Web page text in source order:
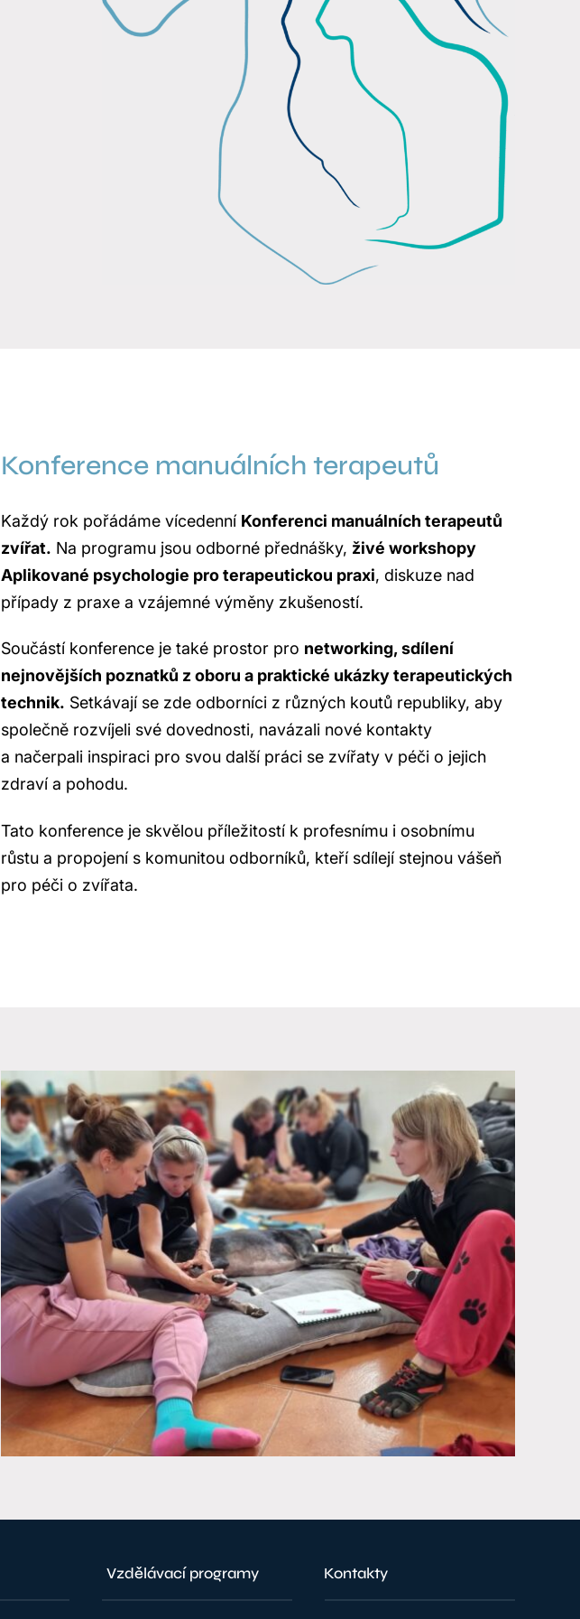
Konference manuálních terapeutů
Každý rok pořádáme vícedenní Konferenci manuálních terapeutů
zvířat. Na programu jsou odborné přednášky, živé workshopy
Aplikované psychologie pro terapeutickou praxi, diskuze nad
případy z praxe a vzájemné výměny zkušeností.
Součástí konference je také prostor pro networking, sdílení
nejnovějších poznatků z oboru a praktické ukázky terapeutických
technik. Setkávají se zde odborníci z různých koutů republiky, aby
společně rozvíjeli své dovednosti, navázali nové kontakty
a načerpali inspiraci pro svou další práci se zvířaty v péči o jejich
zdraví a pohodu.
Tato konference je skvělou příležitostí k profesnímu i osobnímu
růstu a propojení s komunitou odborníků, kteří sdílejí stejnou vášeň
pro péči o zvířata.
Vzdělávací programy Kontakty